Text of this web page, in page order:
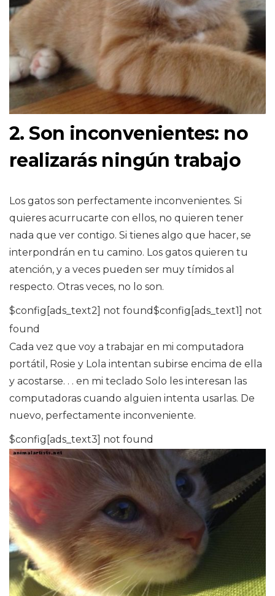
2. Son inconvenientes: no
realizarás ningún trabajo
Los gatos son perfectamente inconvenientes. Si
quieres acurrucarte con ellos, no quieren tener
nada que ver contigo. Si tienes algo que hacer, se
interpondrán en tu camino. Los gatos quieren tu
atención, y a veces pueden ser muy tímidos al
respecto. Otras veces, no lo son.
$config[ads_text2] not found$config[ads_text1] not
found
Cada vez que voy a trabajar en mi computadora
portátil, Rosie y Lola intentan subirse encima de ella
y acostarse. . . en mi teclado Solo les interesan las
computadoras cuando alguien intenta usarlas. De
nuevo, perfectamente inconveniente.
$config[ads_text3] not found